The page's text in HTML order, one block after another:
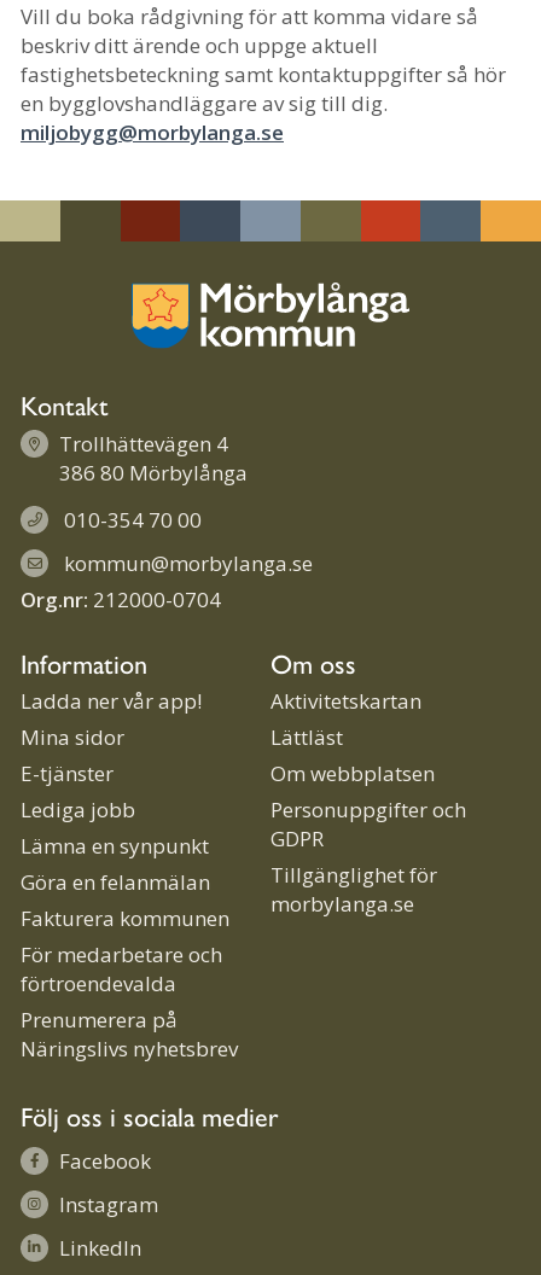
Vill du boka rådgivning för att komma vidare så
beskriv ditt ärende och uppge aktuell
fastighetsbeteckning samt kontaktuppgifter så hör
en bygglovshandläggare av sig till dig.
miljobygg@morbylanga.se
Kontakt
Trollhättevägen 4
386 80 Mörbylånga
010-354 70 00
kommun@morbylanga.se
Org.nr: 212000-0704
Information
Ladda ner vår app!
Mina sidor
E-tjänster
Lediga jobb
Lämna en synpunkt
Göra en felanmälan
Fakturera kommunen
För medarbetare och
förtroendevalda
Prenumerera på
Näringslivs nyhetsbrev
Om oss
Aktivitetskartan
Lättläst
Om webbplatsen
Personuppgifter och
GDPR
Tillgänglighet för
morbylanga.se
Följ oss i sociala medier
Facebook
Instagram
LinkedIn